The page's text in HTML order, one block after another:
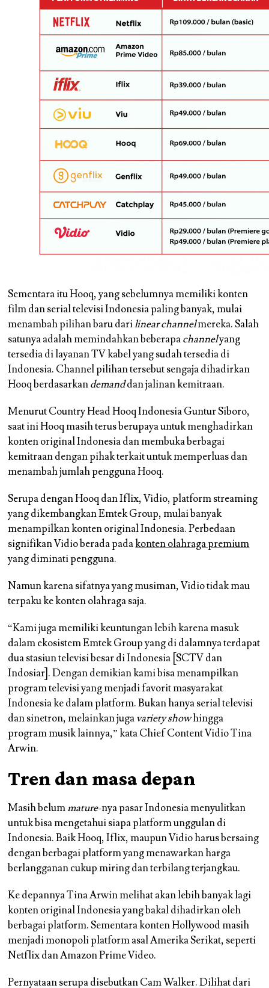
Sementara itu Hooq, yang sebelumnya memiliki konten
film dan serial televisi Indonesia paling banyak, mulai
menambah pilihan baru darilinear channelmereka. Salah
satunya adalah memindahkan beberapachannelyang
tersedia di layanan TV kabel yang sudah tersedia di
Indonesia. Channel pilihan tersebut sengaja dihadirkan
Hooq berdasarkandemanddan jalinan kemitraan.
Menurut Country Head Hooq Indonesia Guntur Siboro,
saat ini Hooq masih terus berupaya untuk menghadirkan
konten original Indonesia dan membuka berbagai
kemitraan dengan pihak terkait untuk memperluas dan
menambah jumlah pengguna Hooq.
Serupa dengan Hooq dan Iflix, Vidio, platform streaming
yang dikembangkan Emtek Group, mulai banyak
menampilkan konten original Indonesia. Perbedaan
signifikan Vidio berada padakonten olahraga premium
yang diminati pengguna.
Namun karena sifatnya yang musiman, Vidio tidak mau
terpaku ke konten olahraga saja.
“Kami juga memiliki keuntungan lebih karena masuk
dalam ekosistem Emtek Group yang di dalamnya terdapat
dua stasiun televisi besar di Indonesia [SCTV dan
Indosiar]. Dengan demikian kami bisa menampilkan
program televisi yang menjadi favorit masyarakat
Indonesia ke dalam platform. Bukan hanya serial televisi
dan sinetron, melainkan jugavariety showhingga
program musik lainnya,” kata Chief Content Vidio Tina
Arwin.
Tren dan masa depan
Masih belummature-nya pasar Indonesia menyulitkan
untuk bisa mengetahui siapa platform unggulan di
Indonesia. Baik Hooq, Iflix, maupun Vidio harus bersaing
dengan berbagai platform yang menawarkan harga
berlangganan cukup miring dan terbilang terjangkau.
Ke depannya Tina Arwin melihat akan lebih banyak lagi
konten original Indonesia yang bakal dihadirkan oleh
berbagai platform. Sementara konten Hollywood masih
menjadi monopoli platform asal Amerika Serikat, seperti
Netflix dan Amazon Prime Video.
Pernyataan serupa disebutkan Cam Walker. Dilihat dari